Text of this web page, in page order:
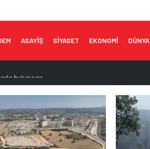
ASAYİŞ SİYASET EKONOMİ DÜNYA
sorunu çözülüyor
3,6 milyar dolara ulaştı
tescil